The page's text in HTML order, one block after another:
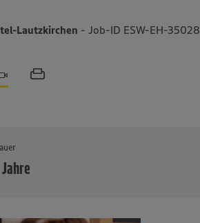
Lautzkirchen - Job-ID ESW-EH-35028